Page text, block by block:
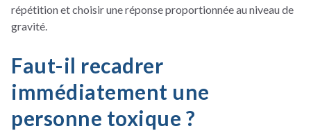
répétition et choisir une réponse proportionnée au niveau de
gravité.
Faut-il recadrer
immédiatement une
personne toxique ?